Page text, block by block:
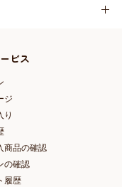
ビス
ジ
り
商品の確認
の確認
履歴